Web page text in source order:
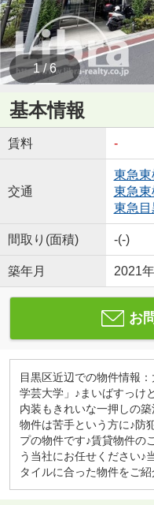
1 / 6
基本情報
賃料 -
交通
東急東
東急東
東急目
間取り(面積) -(-)
築年月 2021
お
目黒区近辺での物件情報
学芸大学」♪まいばすっ
内装もきれいな一押しの
物件は苦手という方に♪防
プの物件です♪賃貸物件の
う当社にお任せください♪
タイルに合った物件をご